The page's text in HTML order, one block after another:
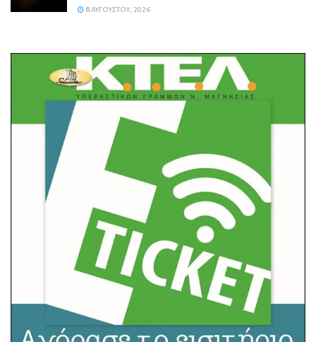
8 ΑΥΓΟΎΣΤΟΥ, 2026